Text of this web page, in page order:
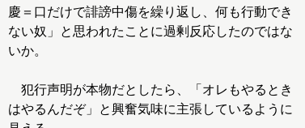
慶＝口だけで誹謗中傷を繰り返し、何も行動でき
ない奴」と思われたことに過剰反応したのではな
いか。
犯行声明が本物だとしたら、「オレもやるとき
はやるんだぞ」と興奮気味に主張しているように